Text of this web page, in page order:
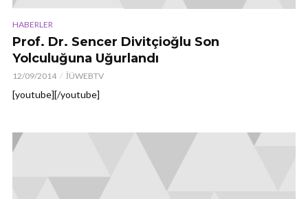
HABERLER
Prof. Dr. Sencer Divitçioğlu Son
Yolculuğuna Uğurlandı
12/09/2014 İÜWEBTV
[youtube][/youtube]